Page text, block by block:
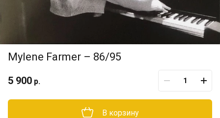
Mylene Farmer – 86/95
5 900 р.
В корзину